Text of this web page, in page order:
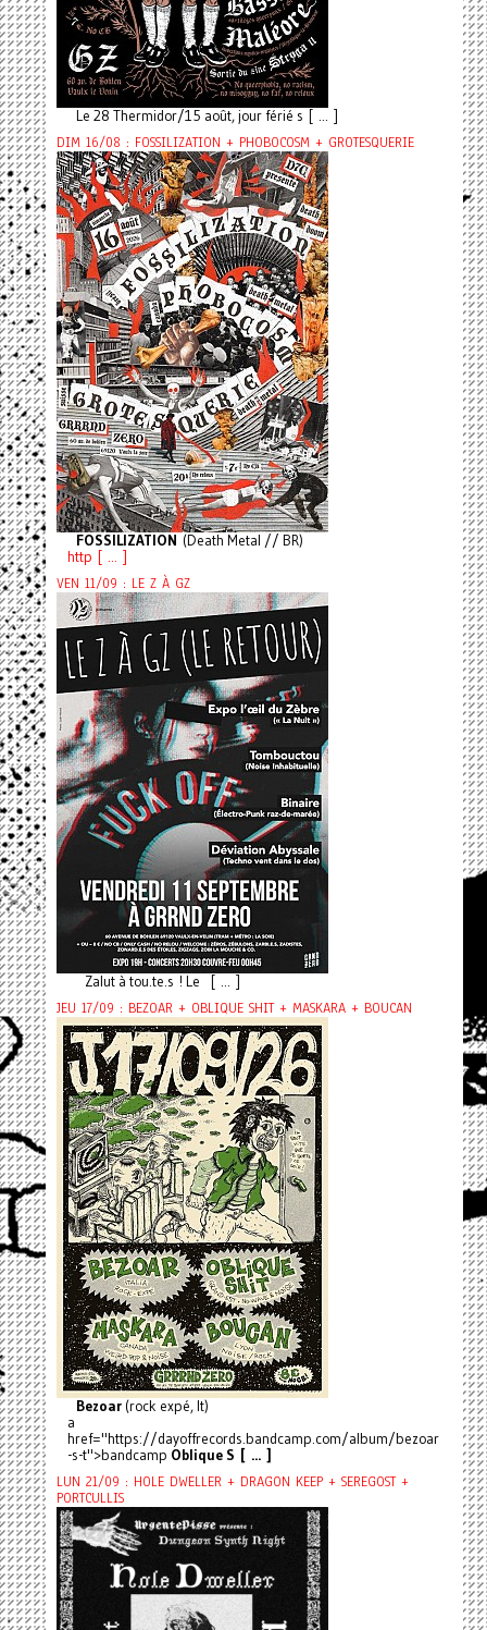
Le 28 Thermidor/15 août, jour férié s [ ... ]
DIM 16/08 : FOSSILIZATION + PHOBOCOSM + GROTESQUERIE
FOSSILIZATION (Death Metal // BR)
http [ ... ]
VEN 11/09 : LE Z À GZ
Zalut à tou.te.s ! Le [ ... ]
JEU 17/09 : BEZOAR + OBLIQUE SHIT + MASKARA + BOUCAN
Bezoar(rock expé, It)
a
href="https://dayoffrecords.bandcamp.com/album/bezoar
-s-t">bandcamp Oblique S [ ... ]
LUN 21/09 : HOLE DWELLER + DRAGON KEEP + SEREGOST +
PORTCULLIS